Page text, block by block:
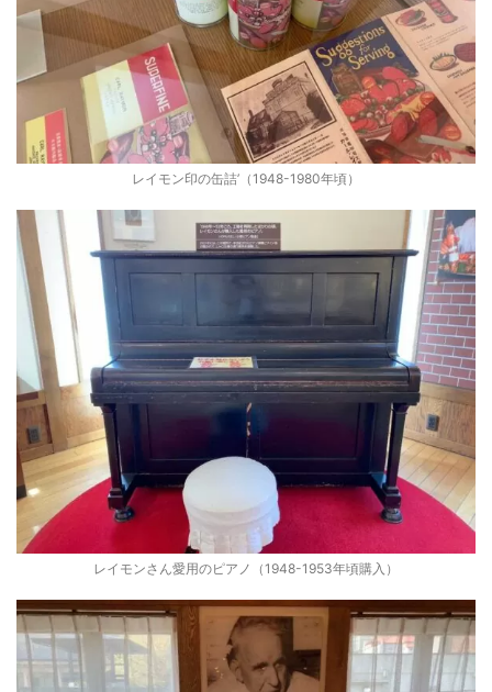
レイモン印の缶詰’（1948-1980年頃）
レイモンさん愛用のピアノ（1948-1953年頃購入）